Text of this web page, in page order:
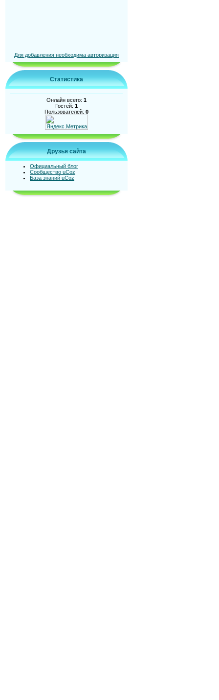
Для добавления необходима авторизация
Статистика
Онлайн всего: 1
Гостей: 1
Пользователей: 0
Друзья сайта
Официальный блог
Сообщество uCoz
База знаний uCoz